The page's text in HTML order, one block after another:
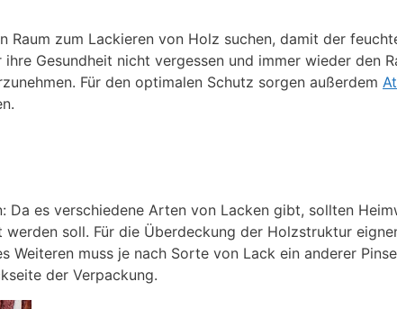
Raum zum Lackieren von Holz suchen, damit der
Gesundheit nicht vergessen und immer wieder den
Für den optimalen Schutz sorgen außerdem
es verschiedene Arten von Lacken gibt, sollten
soll. Für die Überdeckung der Holzstruktur
Weiteren muss je nach Sorte von Lack ein anderer
der Verpackung.